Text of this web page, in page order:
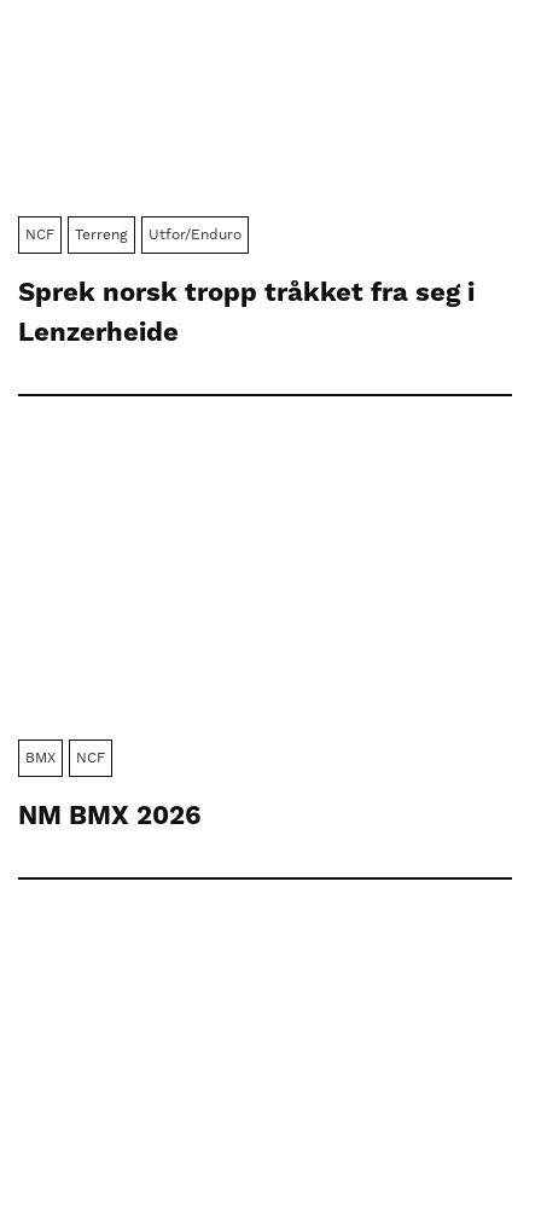
NCF Terreng Utfor/Enduro
Sprek norsk tropp tråkket fra seg i
Lenzerheide
BMX NCF
NM BMX 2026